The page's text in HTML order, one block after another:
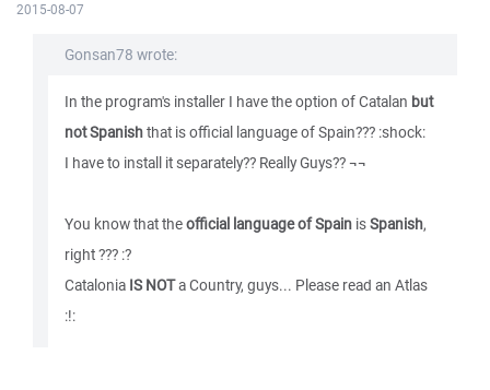
2015-08-07
Gonsan78 wrote:
In the program's installer I have the option of Catalan but
not Spanishthat is official language of Spain??? :shock:
I have to install it separately?? Really Guys?? ¬¬
You know that theofficial language of Spain isSpanish,
right ??? :?
Catalonia IS NOTa Country, guys... Please read an Atlas
:!: